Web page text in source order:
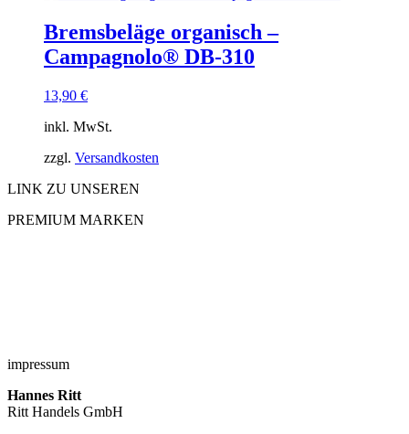
Bremsbeläge organisch –
Campagnolo® DB-310
13,90 €
inkl. MwSt.
zzgl. Versandkosten
LINK ZU UNSEREN
PREMIUM MARKEN
impressum
Hannes Ritt
Ritt Handels GmbH